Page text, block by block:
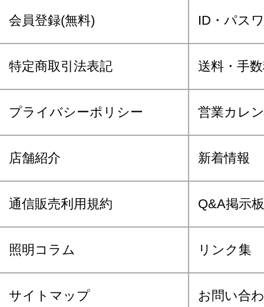
会員登録(無料) ID・パス
特定商取引法表記 送料・手
プライバシーポリシー 営業カレ
店舗紹介 新着情報
通信販売利用規約 Q&A掲示板
照明コラム リンク集
サイトマップ お問い合